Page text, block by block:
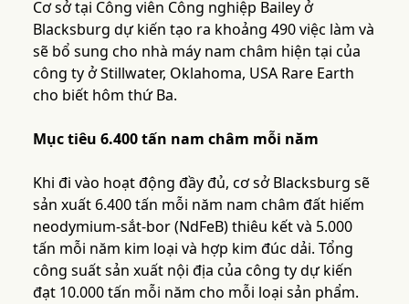
Cơ sở tại Công viên Công nghiệp Bailey ở
Blacksburg dự kiến tạo ra khoảng 490 việc làm và
sẽ bổ sung cho nhà máy nam châm hiện tại của
công ty ở Stillwater, Oklahoma, USA Rare Earth
cho biết hôm thứ Ba.
Mục tiêu 6.400 tấn nam châm mỗi năm
Khi đi vào hoạt động đầy đủ, cơ sở Blacksburg sẽ
sản xuất 6.400 tấn mỗi năm nam châm đất hiếm
neodymium-sắt-bor (NdFeB) thiêu kết và 5.000
tấn mỗi năm kim loại và hợp kim đúc dải. Tổng
công suất sản xuất nội địa của công ty dự kiến
đạt 10.000 tấn mỗi năm cho mỗi loại sản phẩm.